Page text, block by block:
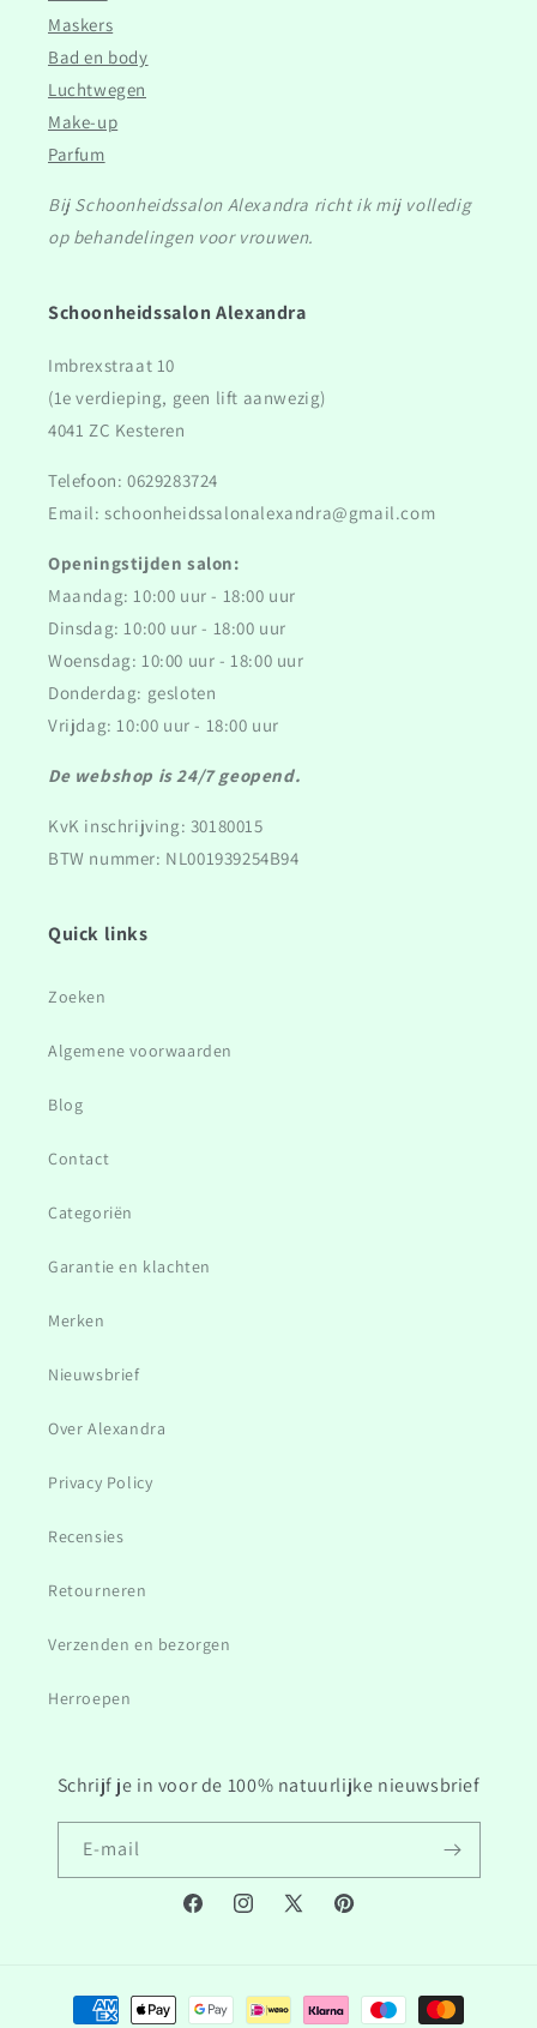
Maskers
Bad en body
Luchtwegen
Make-up
Parfum
Bij Schoonheidssalon Alexandra richt ik mij volledig
op behandelingen voor vrouwen.
Schoonheidssalon Alexandra
Imbrexstraat 10
(1e verdieping, geen lift aanwezig)
4041 ZC Kesteren
Telefoon: 0629283724
Email: schoonheidssalonalexandra@gmail.com
Openingstijden salon:
Maandag: 10:00 uur - 18:00 uur
Dinsdag: 10:00 uur - 18:00 uur
Woensdag: 10:00 uur - 18:00 uur
Donderdag: gesloten
Vrijdag: 10:00 uur - 18:00 uur
De webshop is 24/7 geopend.
KvK inschrijving: 30180015
BTW nummer: NL001939254B94
Quick links
Zoeken
Algemene voorwaarden
Blog
Contact
Categoriën
Garantie en klachten
Merken
Nieuwsbrief
Over Alexandra
Privacy Policy
Recensies
Retourneren
Verzenden en bezorgen
Herroepen
Schrijf je in voor de 100% natuurlijke nieuwsbrief
E‑mail
FacebookInstagramTwitter/XPinterest
Betaalmethoden